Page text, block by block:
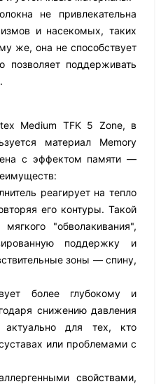
не привлекательна
и насекомых, таких
же, она не способствует
позволяет поддерживать
Medium TFK 5 Zone, в
материал Memory
с эффектом памяти —
реагирует на тепло
его контуры. Такой
"обволакивания",
поддержку и
зоны — спину,
более глубокому и
снижению давления
для тех, кто
или проблемами с
свойствами,